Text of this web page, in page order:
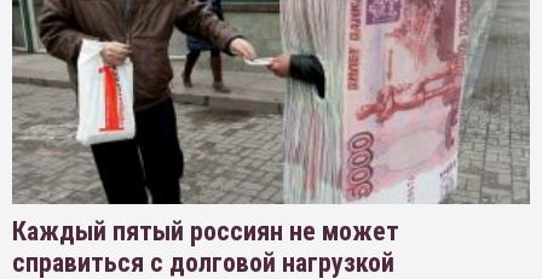
Каждый пятый россиян не может
справиться с долговой нагрузкой